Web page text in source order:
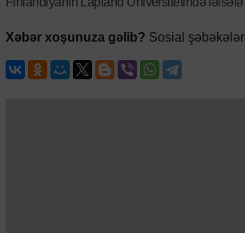
Xəbər xoşunuza gəlib? Sosial